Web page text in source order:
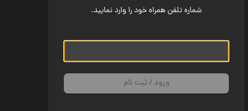
شماره تلفن همراه خود را وارد نمایید.
ورود / ثبت نام